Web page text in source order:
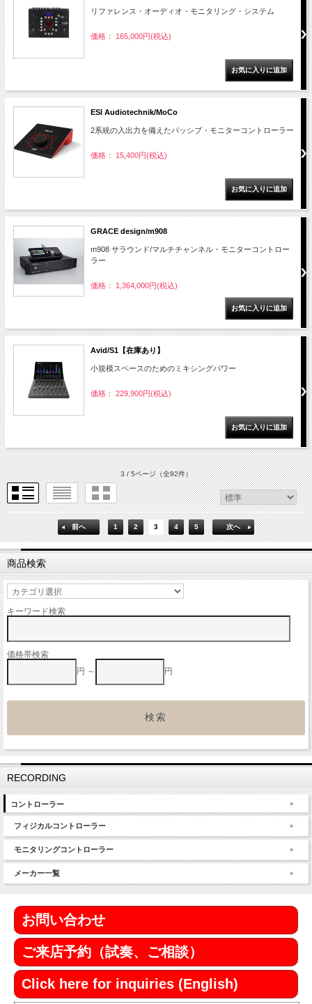
リファレンス・オーディオ・モニタリング・システム
価格： 165,000円(税込)
ESI Audiotechnik/MoCo
2系統の入出力を備えたパッシブ・モニターコントローラー
価格： 15,400円(税込)
GRACE design/m908
m908 サラウンド/マルチチャンネル・モニターコントロー
ラー
価格： 1,364,000円(税込)
Avid/S1【在庫あり】
小規模スペースのためのミキシングパワー
価格： 229,900円(税込)
3 / 5ページ（全92件）
前へ 1 2 3 4 5 次へ
商品検索
キーワード検索
価格帯検索
円 ～
円
RECORDING
コントローラー
フィジカルコントローラー
モニタリングコントローラー
メーカー一覧
お問い合わせ
ご来店予約（試奏、ご相談）
Click here for inquiries (English)